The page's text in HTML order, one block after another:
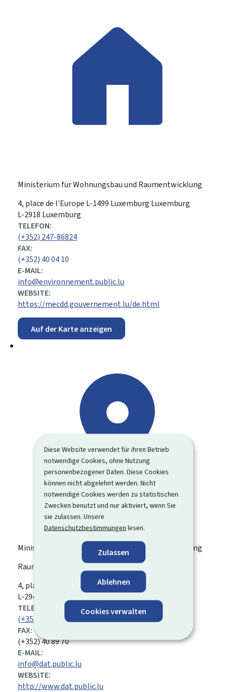
Diese Website verwendet für ihren Betrieb
notwendige Cookies, ohne Nutzung
personenbezogener Daten. Diese Cookies
können nicht abgelehnt werden. Nicht
notwendige Cookies werden zu statistischen
Zwecken benutzt und nur aktiviert, wenn Sie
sie zulassen. Unsere
Datenschutzbestimmungen lesen.
Zulassen
Ablehnen
Cookies verwalten
Ministerium für Wohnungsbau und Raumentwicklung
ADRESSE:
4, place de l'Europe L-1499 Luxemburg Luxemburg
L-2918 Luxemburg
TELEFON:
(+352) 247-86824
FAX:
(+352) 40 04 10
E-MAIL:
info@environnement.public.lu
WEBSITE:
https://mecdd.gouvernement.lu/de.html
Auf der Karte anzeigen
Ministerium für Wohnungsbau und Raumentwicklung
Raumplanungsabteilung
ADRESSE:
4, place de l'Europe L-1499Luxemburg
L-2946 Luxemburg
TELEFON:
(+352) 247 86 900
FAX:
(+352) 40 89 70
E-MAIL:
info@dat.public.lu
WEBSITE:
http://www.dat.public.lu